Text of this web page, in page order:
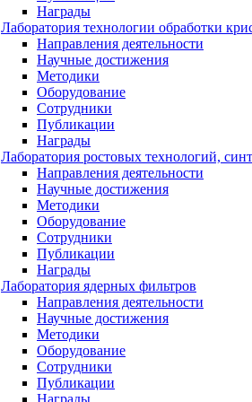
Награды
Лаборатория технологии обработки
Направления деятельности
Научные достижения
Методики
Оборудование
Сотрудники
Публикации
Награды
Лаборатория ростовых технологий,
Направления деятельности
Научные достижения
Методики
Оборудование
Сотрудники
Публикации
Награды
Лаборатория ядерных фильтров
Направления деятельности
Научные достижения
Методики
Оборудование
Сотрудники
Публикации
Награды